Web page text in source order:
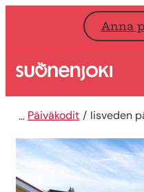
Siirry sisältöön
Anna
Etusivu
Päiväkodit Iisveden